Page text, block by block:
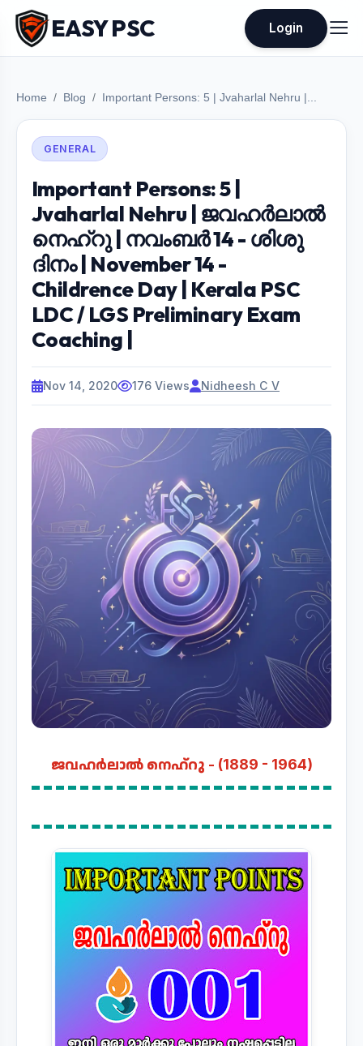
EASY PSC Login
Home Blog Important Persons: 5 | Jvaharlal Nehru |...
GENERAL
Important Persons: 5 |
Jvaharlal Nehru | ജവഹർലാൽ
നെഹ്റു | നവംബർ 14 - ശിശു
ദിനം | November 14 -
Childrence Day | Kerala PSC
LDC / LGS Preliminary Exam
Coaching |
Nov 14, 2020 176 Views Nidheesh C V
ജവഹർലാൽ നെഹ്റു - (1889 - 1964)